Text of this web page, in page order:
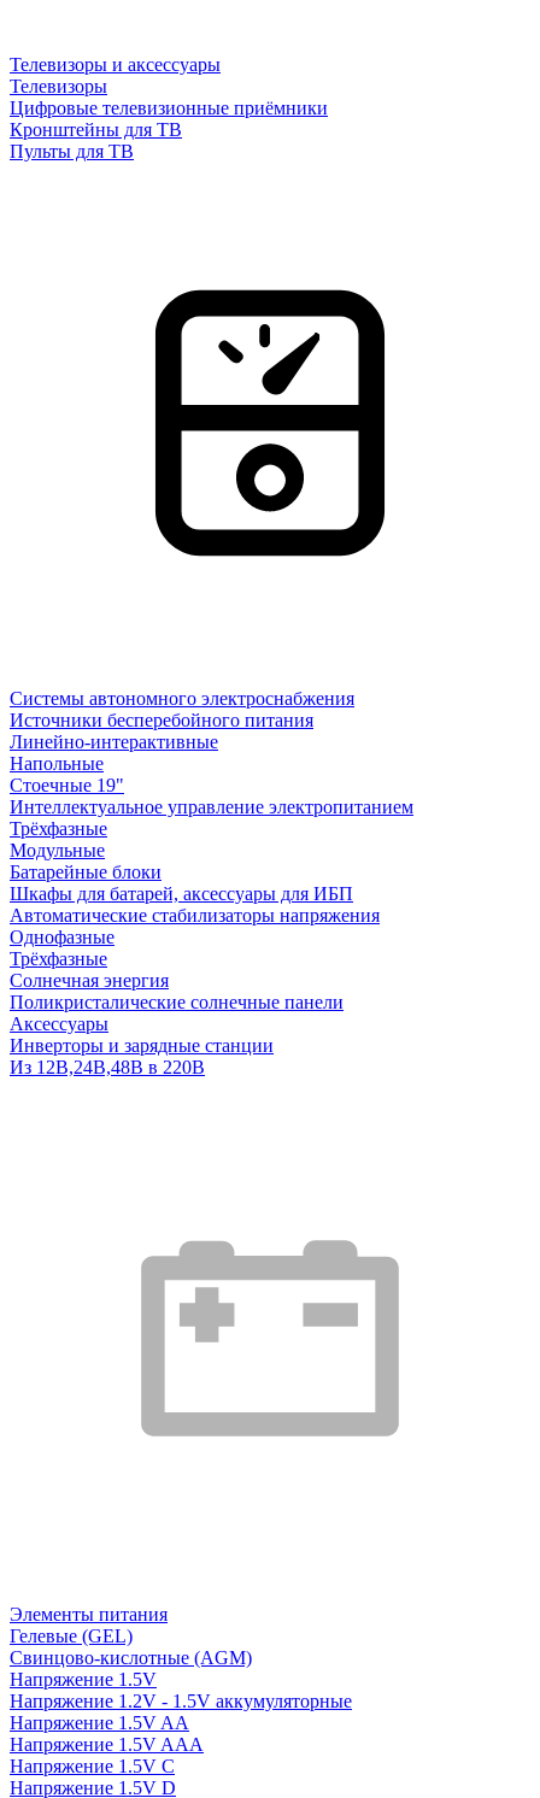
Телевизоры и аксессуары
Телевизоры
Цифровые телевизионные приёмники
Кронштейны для ТВ
Пульты для ТВ
Системы автономного электроснабжения
Источники бесперебойного питания
Линейно-интерактивные
Напольные
Стоечные 19"
Интеллектуальное управление электропитанием
Трёхфазные
Модульные
Батарейные блоки
Шкафы для батарей, аксессуары для ИБП
Автоматические стабилизаторы напряжения
Однофазные
Трёхфазные
Солнечная энергия
Поликристалические солнечные панели
Аксессуары
Инверторы и зарядные станции
Из 12В,24В,48В в 220В
Элементы питания
Гелевые (GEL)
Свинцово-кислотные (AGM)
Напряжение 1.5V
Напряжение 1.2V - 1.5V аккумуляторные
Напряжение 1.5V AA
Напряжение 1.5V AAA
Напряжение 1.5V C
Напряжение 1.5V D